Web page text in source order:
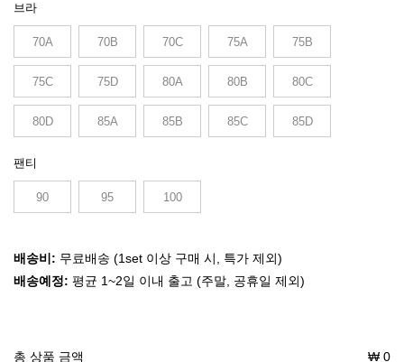
브라
70A 70B 70C 75A 75B
75C 75D 80A 80B 80C
80D 85A 85B 85C 85D
팬티
90 95 100
배송비: 무료배송 (1set 이상 구매 시, 특가 제외)
배송예정: 평균 1~2일 이내 출고 (주말, 공휴일 제외)
총 상품 금액 ₩ 0